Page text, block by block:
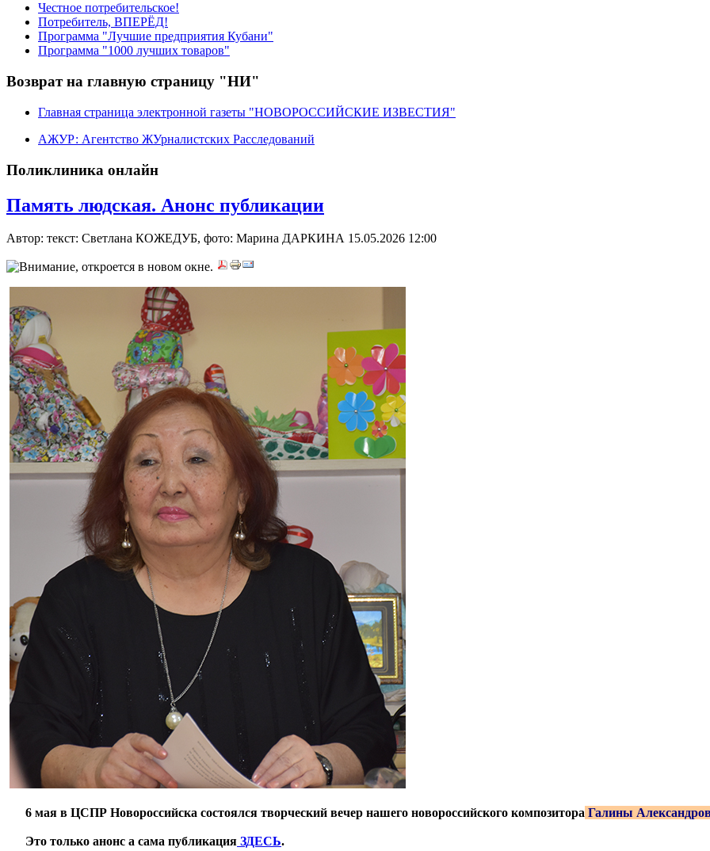
Честное потребительское!
Потребитель, ВПЕРЁД!
Программа "Лучшие предприятия Кубани"
Программа "1000 лучших товаров"
Возврат на главную страницу "НИ"
Главная страница электронной газеты "НОВОРОССИЙСКИЕ ИЗВЕСТИЯ"
АЖУР: Агентство ЖУрналистских Расследований
Поликлиника онлайн
Память людская. Анонс публикации
Автор: текст: Светлана КОЖЕДУБ, фото: Марина ДАРКИНА 15.05.2026 12:00
6 мая в ЦСПР Новороссийска состоялся творческий вечер нашего новороссийского композитора Галины
Это только анонс а сама публикация ЗДЕСЬ.